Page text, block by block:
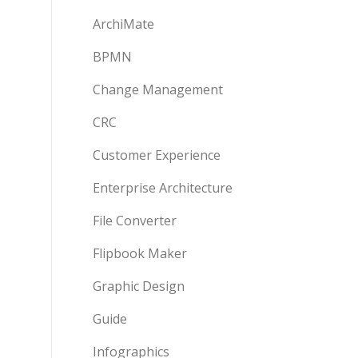
ArchiMate
BPMN
Change Management
CRC
Customer Experience
Enterprise Architecture
File Converter
Flipbook Maker
Graphic Design
Guide
Infographics